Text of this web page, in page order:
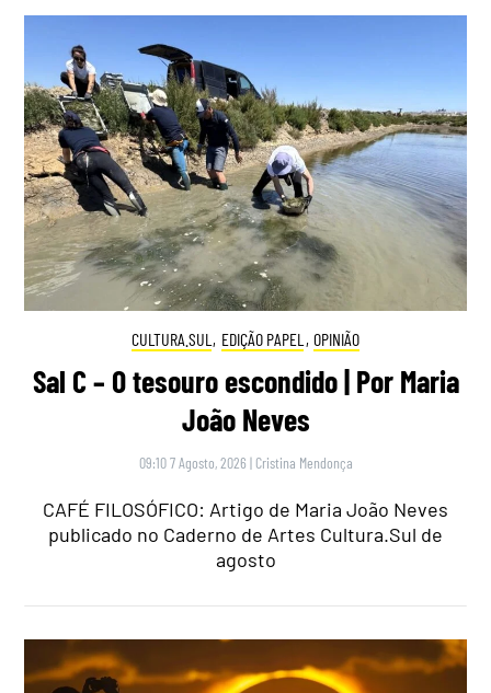
CULTURA.SUL , EDIÇÃO PAPEL , OPINIÃO
Sal C – O tesouro escondido | Por Maria
João Neves
09:10 7 Agosto, 2026 | Cristina Mendonça
CAFÉ FILOSÓFICO: Artigo de Maria João Neves
publicado no Caderno de Artes Cultura.Sul de
agosto